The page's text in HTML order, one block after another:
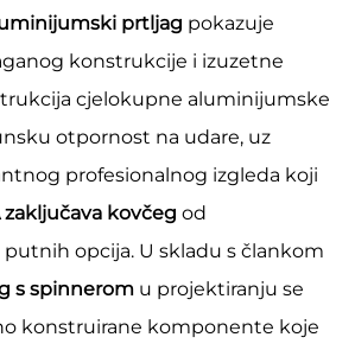
prtljag pokazuje
konstrukcije i izuzetne
cjelokupne aluminijumske
otpornost na udare, uz
profesionalnog izgleda koji
zaključava kovčeg od
opcija. U skladu s člankom
s spinnerom u projektiranju se
konstruirane komponente koje